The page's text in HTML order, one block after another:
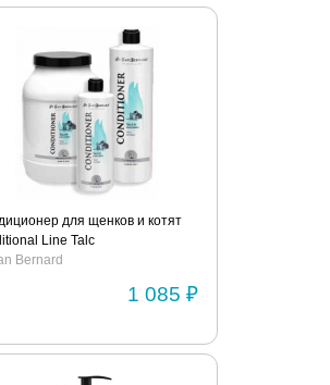
для щенков и котят
Line Talc
Bernard
1 085 ₽